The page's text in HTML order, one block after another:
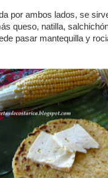
por ambos lados, se
queso, natilla,
pasar mantequilla y